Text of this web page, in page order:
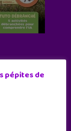
pépites de